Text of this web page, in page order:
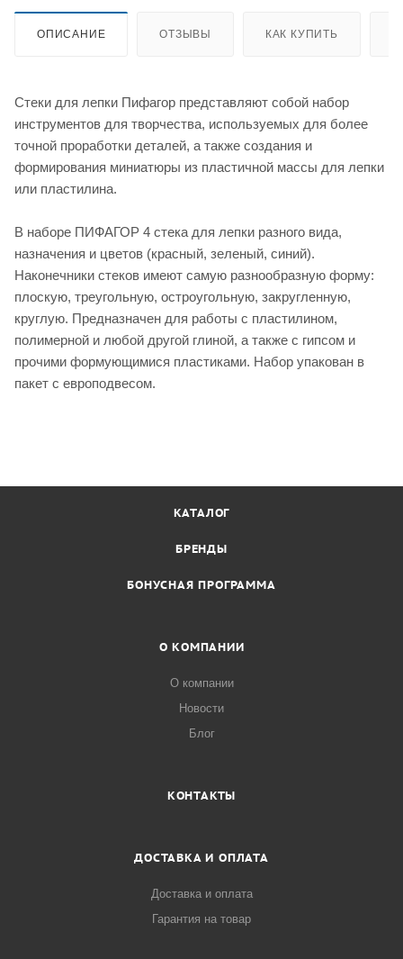
ОПИСАНИЕ ОТЗЫВЫ КАК КУПИТЬ
Стеки для лепки Пифагор представляют собой набор
инструментов для творчества, используемых для более
точной проработки деталей, а также создания и
формирования миниатюры из пластичной массы для лепки
или пластилина.
В наборе ПИФАГОР 4 стека для лепки разного вида,
назначения и цветов (красный, зеленый, синий).
Наконечники стеков имеют самую разнообразную форму:
плоскую, треугольную, остроугольную, закругленную,
круглую. Предназначен для работы с пластилином,
полимерной и любой другой глиной, а также с гипсом и
прочими формующимися пластиками. Набор упакован в
пакет с европодвесом.
КАТАЛОГ
БРЕНДЫ
БОНУСНАЯ ПРОГРАММА
О КОМПАНИИ
О компании
Новости
Блог
КОНТАКТЫ
ДОСТАВКА И ОПЛАТА
Доставка и оплата
Гарантия на товар